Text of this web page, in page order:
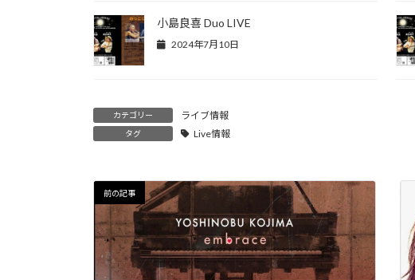
小島良喜 Duo LIVE
2024年7月10日
カテゴリー ライブ情報
タグ Live情報
前の記事